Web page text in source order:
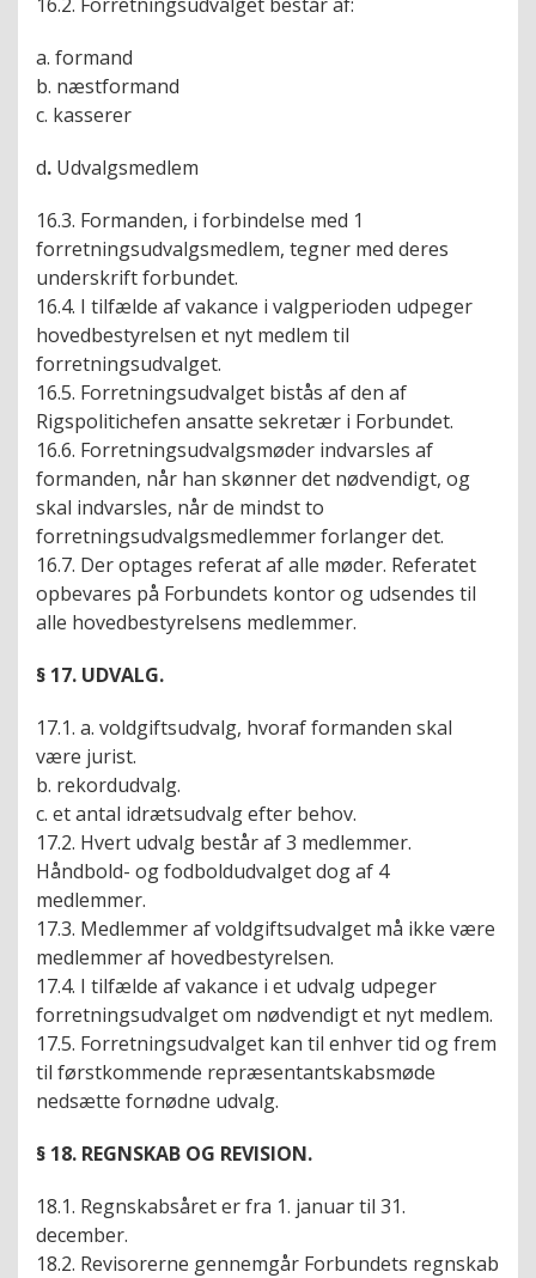
a. formand
b. næstformand
c. kasserer
d. Udvalgsmedlem
16.3. Formanden, i forbindelse med 1
forretningsudvalgsmedlem, tegner med deres
underskrift forbundet.
16.4. I tilfælde af vakance i valgperioden udpeger
hovedbestyrelsen et nyt medlem til
forretningsudvalget.
16.5. Forretningsudvalget bistås af den af
Rigspolitichefen ansatte sekretær i Forbundet.
16.6. Forretningsudvalgsmøder indvarsles af
formanden, når han skønner det nødvendigt, og
skal indvarsles, når de mindst to
forretningsudvalgsmedlemmer forlanger det.
16.7. Der optages referat af alle møder. Referatet
opbevares på Forbundets kontor og udsendes til
alle hovedbestyrelsens medlemmer.
§ 17. UDVALG.
17.1. a. voldgiftsudvalg, hvoraf formanden skal
være jurist.
b. rekordudvalg.
c. et antal idrætsudvalg efter behov.
17.2. Hvert udvalg består af 3 medlemmer.
Håndbold- og fodboldudvalget dog af 4
medlemmer.
17.3. Medlemmer af voldgiftsudvalget må ikke være
medlemmer af hovedbestyrelsen.
17.4. I tilfælde af vakance i et udvalg udpeger
forretningsudvalget om nødvendigt et nyt medlem.
17.5. Forretningsudvalget kan til enhver tid og frem
til førstkommende repræsentantskabsmøde
nedsætte fornødne udvalg.
§ 18. REGNSKAB OG REVISION.
18.1. Regnskabsåret er fra 1. januar til 31.
december.
18.2. Revisorerne gennemgår Forbundets regnskab